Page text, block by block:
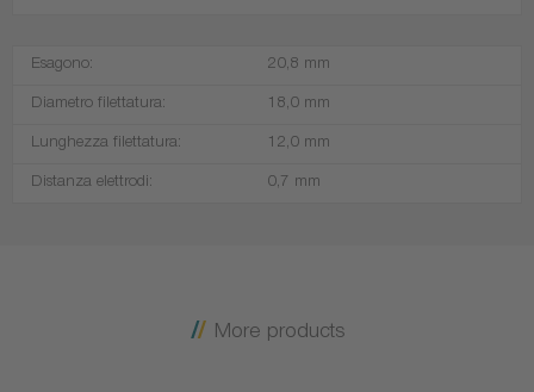
Esagono: 20,8 mm
Diametro filettatura: 18,0 mm
Lunghezza filettatura: 12,0 mm
Distanza elettrodi: 0,7 mm
More products